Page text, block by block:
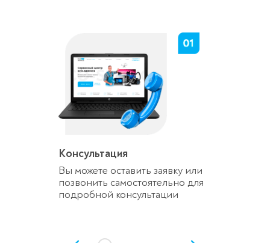
Консультация
Вы можете оставить заявку или
позвонить самостоятельно для
подробной консультации